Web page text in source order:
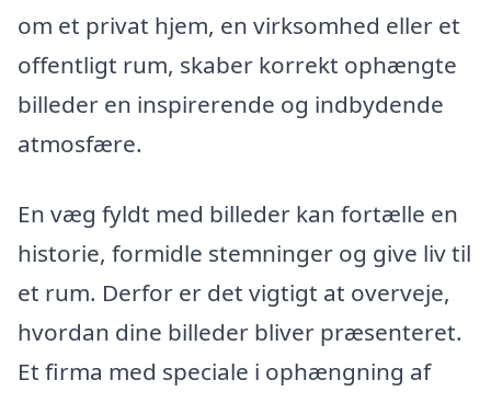
om et privat hjem, en virksomhed eller et
offentligt rum, skaber korrekt ophængte
billeder en inspirerende og indbydende
atmosfære.
En væg fyldt med billeder kan fortælle en
historie, formidle stemninger og give liv til
et rum. Derfor er det vigtigt at overveje,
hvordan dine billeder bliver præsenteret.
Et firma med speciale i ophængning af